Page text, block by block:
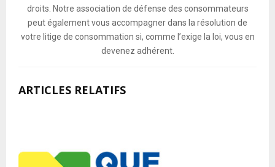
droits. Notre association de défense des consommateurs
peut également vous accompagner dans la résolution de
votre litige de consommation si, comme l’exige la loi, vous en
devenez adhérent.
ARTICLES RELATIFS